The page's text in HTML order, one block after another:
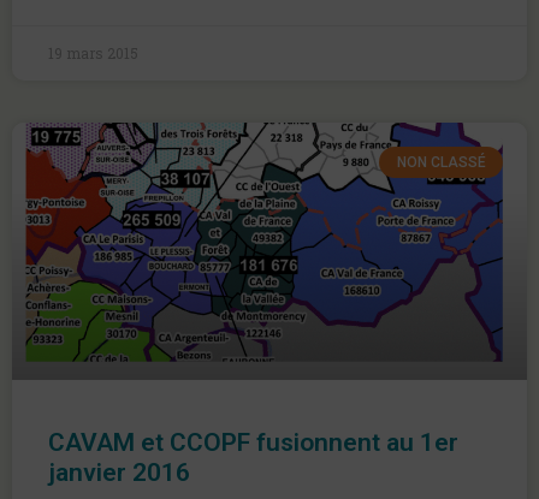
19 mars 2015
NON CLASSÉ
CAVAM et CCOPF fusionnent au 1er
janvier 2016